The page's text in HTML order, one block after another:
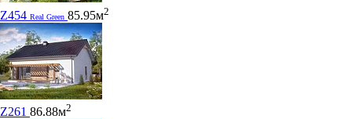
Z454 Real Green 85.95м2
Z261 86.88м2